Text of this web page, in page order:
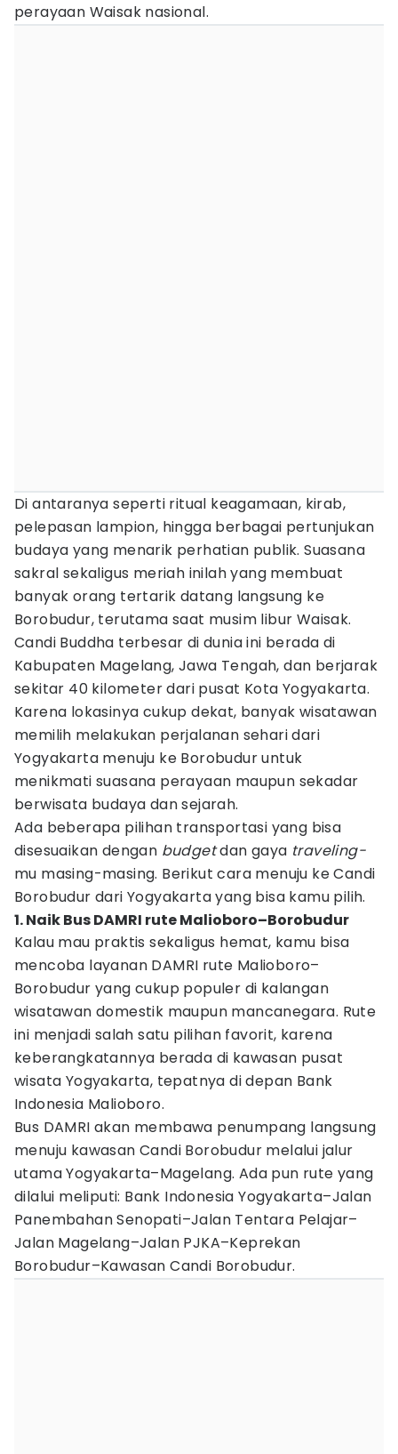
perayaan Waisak nasional.
Di antaranya seperti ritual keagamaan, kirab,
pelepasan lampion, hingga berbagai pertunjukan
budaya yang menarik perhatian publik. Suasana
sakral sekaligus meriah inilah yang membuat
banyak orang tertarik datang langsung ke
Borobudur, terutama saat musim libur Waisak.
Candi Buddha terbesar di dunia ini berada di
Kabupaten Magelang, Jawa Tengah, dan berjarak
sekitar 40 kilometer dari pusat Kota Yogyakarta.
Karena lokasinya cukup dekat, banyak wisatawan
memilih melakukan perjalanan sehari dari
Yogyakarta menuju ke Borobudur untuk
menikmati suasana perayaan maupun sekadar
berwisata budaya dan sejarah.
Ada beberapa pilihan transportasi yang bisa
disesuaikan dengan budgetdan gaya traveling-
mu masing-masing. Berikut cara menuju ke Candi
Borobudur dari Yogyakarta yang bisa kamu pilih.
1. Naik Bus DAMRI rute Malioboro–Borobudur
Kalau mau praktis sekaligus hemat, kamu bisa
mencoba layanan DAMRI rute Malioboro–
Borobudur yang cukup populer di kalangan
wisatawan domestik maupun mancanegara. Rute
ini menjadi salah satu pilihan favorit, karena
keberangkatannya berada di kawasan pusat
wisata Yogyakarta, tepatnya di depan Bank
Indonesia Malioboro.
Bus DAMRI akan membawa penumpang langsung
menuju kawasan Candi Borobudur melalui jalur
utama Yogyakarta–Magelang. Ada pun rute yang
dilalui meliputi: Bank Indonesia Yogyakarta–Jalan
Panembahan Senopati–Jalan Tentara Pelajar–
Jalan Magelang–Jalan PJKA–Keprekan
Borobudur–Kawasan Candi Borobudur.